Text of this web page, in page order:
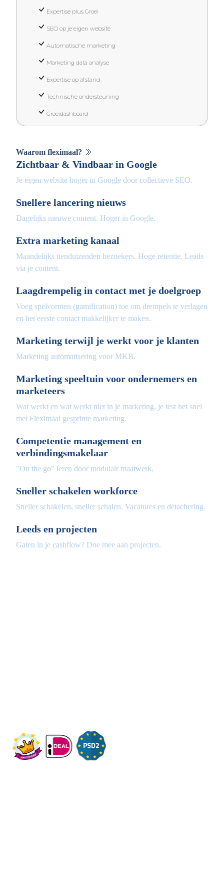
Expertise plus Groei
SEO op je eigen website
Automatische marketing
Marketing data analyse
Expertise op afstand
Technische ondersteuning
Groeidashboard
Waarom fleximaal?
Zichtbaar & Vindbaar in Google
Je eigen website hoger in Google door collectieve SEO.
Snellere lancering nieuws
Dagelijks nieuwe content. Hoger in Google.
Extra marketing kanaal
Maandelijks tienduizenden bezoekers. Hoge retentie. Leads
via je content.
Laagdrempelig in contact met je doelgroep
Voeg spelvormen (gamification) toe om drempels te verlagen
en het eerste contact makkelijker te maken.
Marketing terwijl je werkt voor je klanten
Marketing automatisering voor MKB.
Marketing speeltuin voor ondernemers en
marketeers
Wat werkt en wat werkt niet in je marketing, je test het snel
met Fleximaal gesprinte marketing.
Competentie management en
verbindingsmakelaar
"On the go" leren door modulair maatwerk.
Sneller schakelen workforce
Sneller schakelen, sneller schalen. Vacatures en detachering.
Leeds en projecten
Gaten in je cashflow? Doe mee aan projecten.